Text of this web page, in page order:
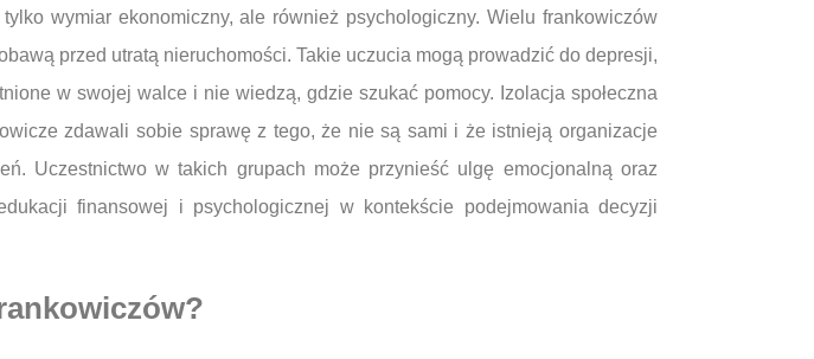
wymiar ekonomiczny, ale również psychologiczny. Wielu frankowiczów
przed utratą nieruchomości. Takie uczucia mogą prowadzić do depresji,
w swojej walce i nie wiedzą, gdzie szukać pomocy. Izolacja społeczna
zdawali sobie sprawę z tego, że nie są sami i że istnieją organizacje
Uczestnictwo w takich grupach może przynieść ulgę emocjonalną oraz
finansowej i psychologicznej w kontekście podejmowania decyzji